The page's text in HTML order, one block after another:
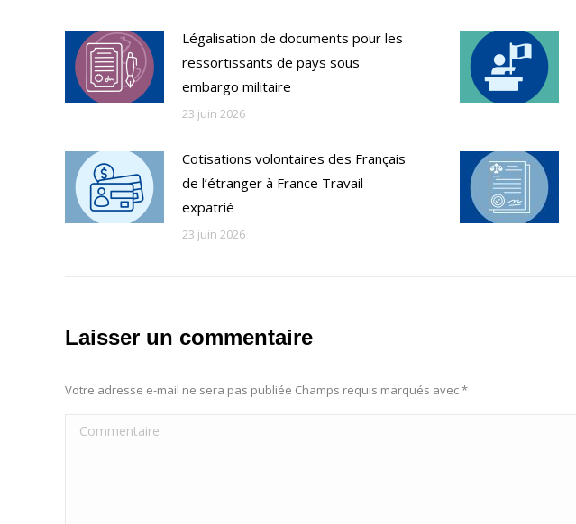
Légalisation de documents pour les
ressortissants de pays sous
embargo militaire
23 juin 2026
Cotisations volontaires des Français
de l’étranger à France Travail
expatrié
23 juin 2026
Laisser un commentaire
Votre adresse e-mail ne sera pas publiée Champs requis marqués avec*
Commentaire